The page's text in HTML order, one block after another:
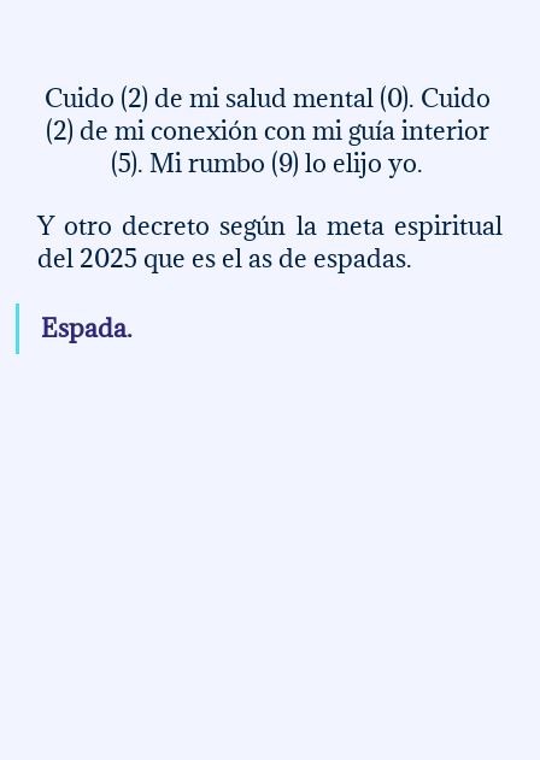
Cuido (2) de mi salud mental (0). Cuido
(2) de mi conexión con mi guía interior
(5). Mi rumbo (9) lo elijo yo.
Y otro decreto según la meta espiritual
del 2025 que es el as de espadas.
Espada.